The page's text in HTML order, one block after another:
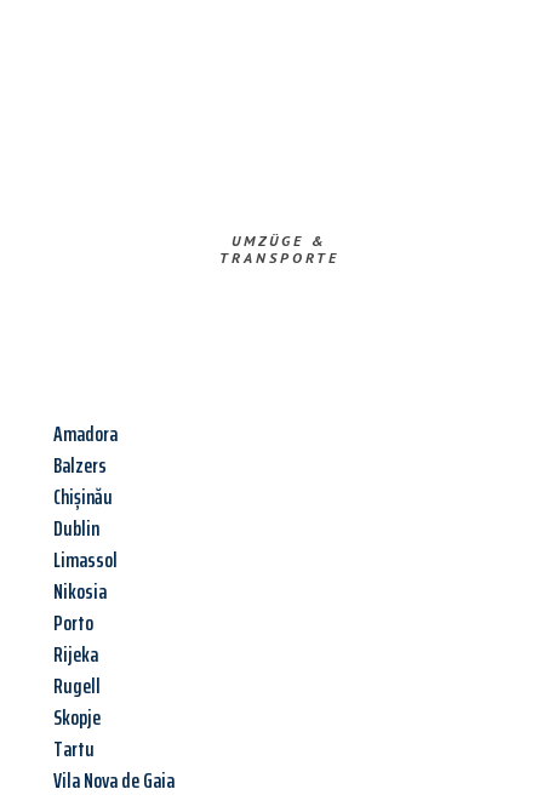
UMZÜGE &
TRANSPORTE
Amadora
Balzers
Chișinău
Dublin
Limassol
Nikosia
Porto
Rijeka
Rugell
Skopje
Tartu
Vila Nova de Gaia